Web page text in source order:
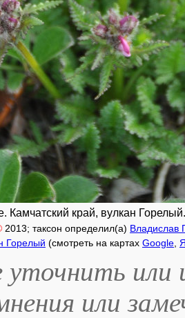
Камчатский край, вулкан
2013; таксон определил(а) Владислав
Горелый (смотреть на картах Google
или
или